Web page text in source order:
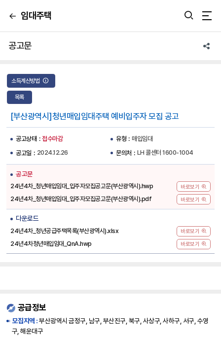
뒤
가
기
임대주택
통
통합검색 열기
공고문
소득계산방법
목록
[부산광역시]청년매입임대주택 예비입주자 모집 공고
공고상태 접수마감 유형
매입임대
공고일
2024.12.26 문의처 LH 콜센터 1600-1004
공고문
24년4차_청년매입임대_입주자모집공고문(부산광역시).hwp 바로보기
24년4차_청년매입임대_입주자모집공고문(부산광역시).pdf 바로보기
다운로드
24년4차_청년공급주택목록(부산광역시).xlsx 바로보기
24년4차청년매입임대_QnA.hwp 바로보기
공급정보
모집지역 :부산광역시 금정구, 남구, 부산진구, 북구, 사상구, 사하구, 서구, 수영
구, 해운대구